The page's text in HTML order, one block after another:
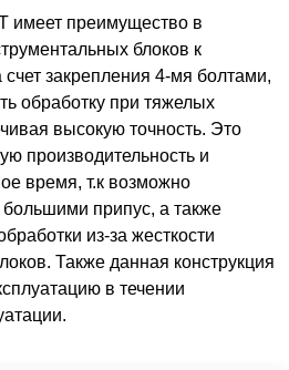
имеет преимущество в
блоков к
закрепления 4-мя болтами,
обработку при тяжелых
высокую точность. Это
производительность и
время, т.к возможно
большими припус, а также
из-за жесткости
Также данная конструкция
в течении